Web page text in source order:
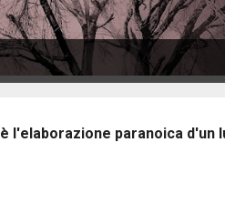
l'elaborazione paranoica d'un